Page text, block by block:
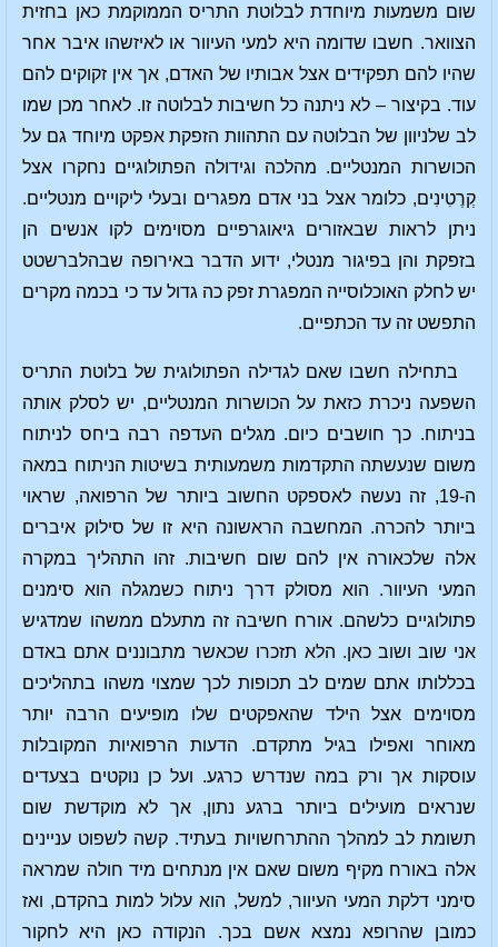
שום משמעות מיוחדת לבלוטת התריס הממוקמת כאן בחזית
הצוואר. חשבו שדומה היא למעי העיוור או לאיזשהו איבר אחר
שהיו להם תפקידים אצל אבותיו של האדם, אך אין זקוקים להם
עוד. בקיצור – לא ניתנה כל חשיבות לבלוטה זו. לאחר מכן שמו
לב שלניוון של הבלוטה עם התהוות הזפקת אפקט מיוחד גם על
הכושרות המנטליים. מהלכה וגידולה הפתולוגיים נחקרו אצל
קְרֶטִינִים, כלומר אצל בני אדם מפגרים ובעלי ליקויים מנטליים.
ניתן לראות שבאזורים גיאוגרפיים מסוימים לקו אנשים הן
בזפקת והן בפיגור מנטלי, ידוע הדבר באירופה שבהלברשטט
יש לחלק האוכלוסייה המפגרת זפק כה גדול עד כי בכמה מקרים
התפשט זה עד הכתפיים.
בתחילה חשבו שאם לגדילה הפתולוגית של בלוטת התריס
השפעה ניכרת כזאת על הכושרות המנטליים, יש לסלק אותה
בניתוח. כך חושבים כיום. מגלים העדפה רבה ביחס לניתוח
משום שנעשתה התקדמות משמעותית בשיטות הניתוח במאה
ה-19, זה נעשה לאספקט החשוב ביותר של הרפואה, שראוי
ביותר להכרה. המחשבה הראשונה היא זו של סילוק איברים
אלה שלכאורה אין להם שום חשיבות. זהו התהליך במקרה
המעי העיוור. הוא מסולק דרך ניתוח כשמגלה הוא סימנים
פתולוגיים כלשהם. אורח חשיבה זה מתעלם ממשהו שמדגיש
אני שוב ושוב כאן. הלא תזכרו שכאשר מתבוננים אתם באדם
בכללותו אתם שמים לב תכופות לכך שמצוי משהו בתהליכים
מסוימים אצל הילד שהאפקטים שלו מופיעים הרבה יותר
מאוחר ואפילו בגיל מתקדם. הדעות הרפואיות המקובלות
עוסקות אך ורק במה שנדרש כרגע. ועל כן נוקטים בצעדים
שנראים מועילים ביותר ברגע נתון, אך לא מוקדשת שום
תשומת לב למהלך ההתרחשויות בעתיד. קשה לשפוט עניינים
אלה באורח מקיף משום שאם אין מנתחים מיד חולה שמראה
סימני דלקת המעי העיוור, למשל, הוא עלול למות בהקדם, ואז
כמובן שהרופא נמצא אשם בכך. הנקודה כאן היא לחקור